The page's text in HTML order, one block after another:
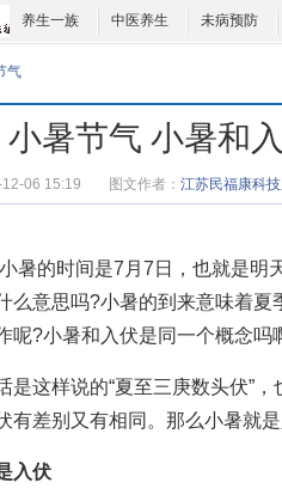
养生一族 中医养生 未病预防
气
小暑节气 小暑和
06 15:19 图文作者： 江苏民福康科
的时间是7月7日，也就是明
么意思吗?小暑的到来意味着
呢?小暑和入伏是同一个概念
这样说的“夏至三庚数头伏”，
有差别又有相同。那么小暑就
入伏